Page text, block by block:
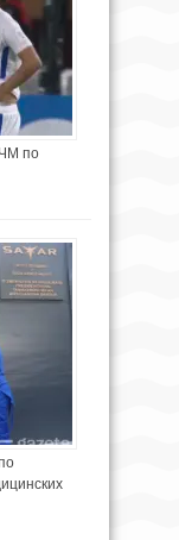
ЧМ по